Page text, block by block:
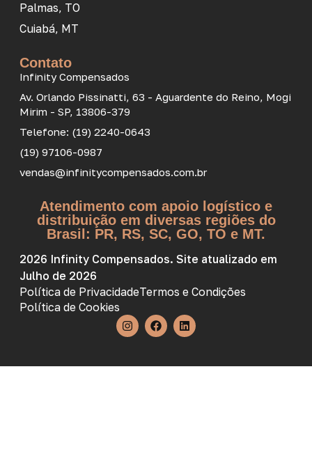
Palmas, TO
Cuiabá, MT
Contato
Infinity Compensados
Av. Orlando Pissinatti, 63 - Aguardente do Reino, Mogi
Mirim - SP, 13806-379
Telefone: (19) 2240-0643
(19) 97106-0987
vendas@infinitycompensados.com.br
Atendimento com apoio logístico e
distribuição em diversas regiões do
Brasil: PR, RS, SC, GO, TO e MT.
2026 Infinity Compensados. Site atualizado em
Julho de 2026
Política de PrivacidadeTermos e Condições
Política de Cookies